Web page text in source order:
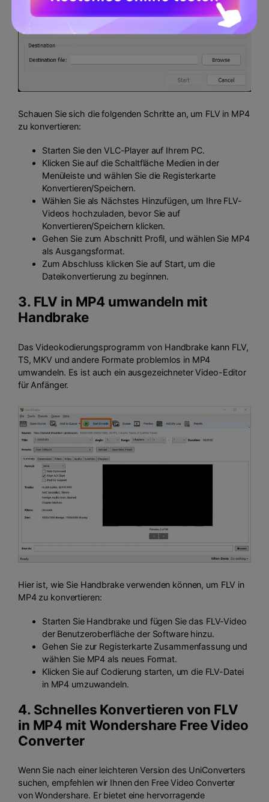
Schauen Sie sich die folgenden Schritte an, um FLV in MP4
zu konvertieren:
Starten Sie den VLC-Player auf Ihrem PC.
Klicken Sie auf die Schaltfläche Medien in der
Menüleiste und wählen Sie die Registerkarte
Konvertieren/Speichern.
Wählen Sie als Nächstes Hinzufügen, um Ihre FLV-
Videos hochzuladen, bevor Sie auf
Konvertieren/Speichern klicken.
Gehen Sie zum Abschnitt Profil, und wählen Sie MP4
als Ausgangsformat.
Zum Abschluss klicken Sie auf Start, um die
Dateikonvertierung zu beginnen.
3. FLV in MP4 umwandeln mit
Handbrake
Das Videokodierungsprogramm von Handbrake kann FLV,
TS, MKV und andere Formate problemlos in MP4
umwandeln. Es ist auch ein ausgezeichneter Video-Editor
für Anfänger.
Hier ist, wie Sie Handbrake verwenden können, um FLV in
MP4 zu konvertieren:
Starten Sie Handbrake und fügen Sie das FLV-Video
der Benutzeroberfläche der Software hinzu.
Gehen Sie zur Registerkarte Zusammenfassung und
wählen Sie MP4 als neues Format.
Klicken Sie auf Codierung starten, um die FLV-Datei
in MP4 umzuwandeln.
4. Schnelles Konvertieren von FLV
in MP4 mit Wondershare Free Video
Converter
Wenn Sie nach einer leichteren Version des UniConverters
suchen, empfehlen wir Ihnen den Free Video Converter
von Wondershare. Er bietet eine hervorragende